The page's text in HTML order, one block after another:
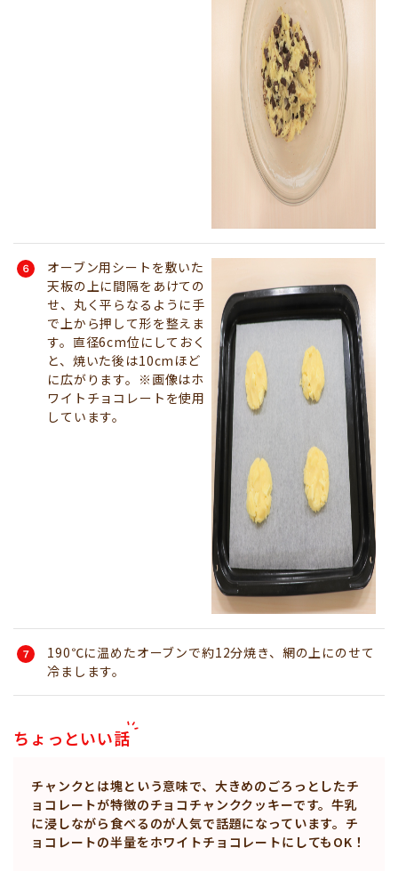
オーブン用シートを敷いた
天板の上に間隔をあけての
せ、丸く平らなるように手
で上から押して形を整えま
す。直径6cm位にしておく
と、焼いた後は10cmほど
に広がります。※画像はホ
ワイトチョコレートを使用
しています。
190℃に温めたオーブンで約12分焼き、網の上にのせて
冷まします。
ちょっといい話
チャンクとは塊という意味で、大きめのごろっとしたチ
ョコレートが特徴のチョコチャンククッキーです。牛乳
に浸しながら食べるのが人気で話題になっています。チ
ョコレートの半量をホワイトチョコレートにしてもOK！